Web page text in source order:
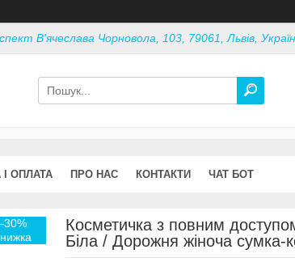
В'ячеслава Чорновола, 103, 79061, Львів,
ОПЛАТА ПРО НАС КОНТАКТИ ЧАТ БОТ
Косметичка з повним
Біла / Дорожня жіноча сумка-